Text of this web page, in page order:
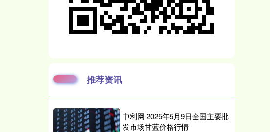
推荐资讯
中利网 2025年5月9日全国主要批
发市场甘蓝价格行情